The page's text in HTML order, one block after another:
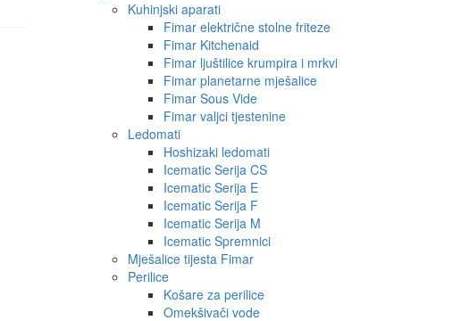
Kuhinjski aparati
Fimar električne stolne friteze
Fimar Kitchenaid
Fimar ljuštilice krumpira i mrkvi
Fimar planetarne mješalice
Fimar Sous Vide
Fimar valjci tjestenine
Ledomati
Hoshizaki ledomati
Icematic Serija CS
Icematic Serija E
Icematic Serija F
Icematic Serija M
Icematic Spremnici
Mješalice tijesta Fimar
Perilice
Košare za perilice
Omekšivači vode